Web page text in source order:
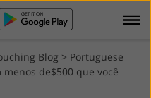
Blog > Portuguese
de$500 que você